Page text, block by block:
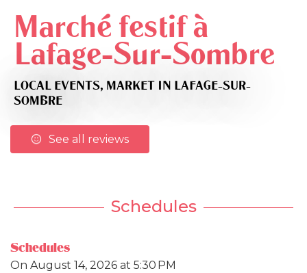
Marché festif à
Lafage-Sur-Sombre
LOCAL EVENTS, MARKET IN LAFAGE-SUR-
SOMBRE
See all reviews
Schedules
Schedules
On August 14, 2026 at 5:30 PM